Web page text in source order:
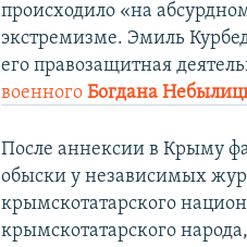
происходило «на
экстремизме. Эмиль
его правозащитная
военногоБогдана
После аннексии в Крыму
обыски у независимых
крымскотатарского
крымскотатарского